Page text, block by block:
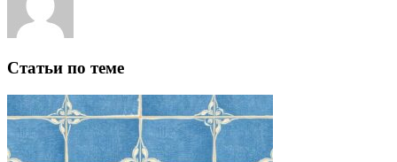
Статьи по теме